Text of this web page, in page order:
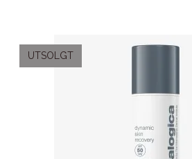
UTSOLGT